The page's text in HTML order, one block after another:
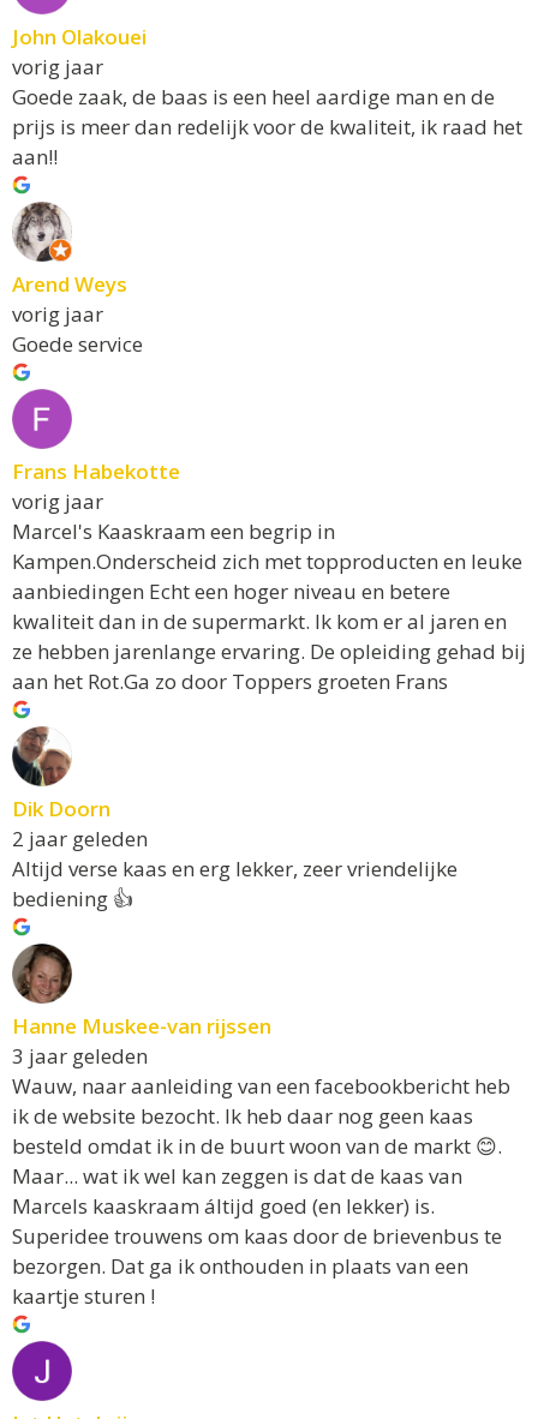
John Olakouei
vorig jaar
Goede zaak, de baas is een heel aardige man en de
prijs is meer dan redelijk voor de kwaliteit, ik raad het
aan!!
Arend Weys
vorig jaar
Goede service
Frans Habekotte
vorig jaar
Marcel's Kaaskraam een begrip in
Kampen.Onderscheid zich met topproducten en leuke
aanbiedingen Echt een hoger niveau en betere
kwaliteit dan in de supermarkt. Ik kom er al jaren en
ze hebben jarenlange ervaring. De opleiding gehad bij
aan het Rot.Ga zo door Toppers groeten Frans
Dik Doorn
2 jaar geleden
Altijd verse kaas en erg lekker, zeer vriendelijke
bediening 👍
Hanne Muskee-van rijssen
3 jaar geleden
Wauw, naar aanleiding van een facebookbericht heb
ik de website bezocht. Ik heb daar nog geen kaas
besteld omdat ik in de buurt woon van de markt 😊.
Maar... wat ik wel kan zeggen is dat de kaas van
Marcels kaaskraam áltijd goed (en lekker) is.
Superidee trouwens om kaas door de brievenbus te
bezorgen. Dat ga ik onthouden in plaats van een
kaartje sturen !